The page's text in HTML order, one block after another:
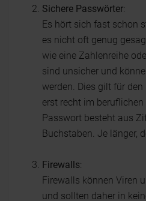
Sichere Passwörter:
Es hört sich fast schon
es nicht oft genug
wie eine Zahlenreihe
sind unsicher und
werden. Dies gilt für
erst recht im
Passwort besteht aus
Buchstaben. Je länger,
Firewalls:
Firewalls können Viren
und sollten daher in